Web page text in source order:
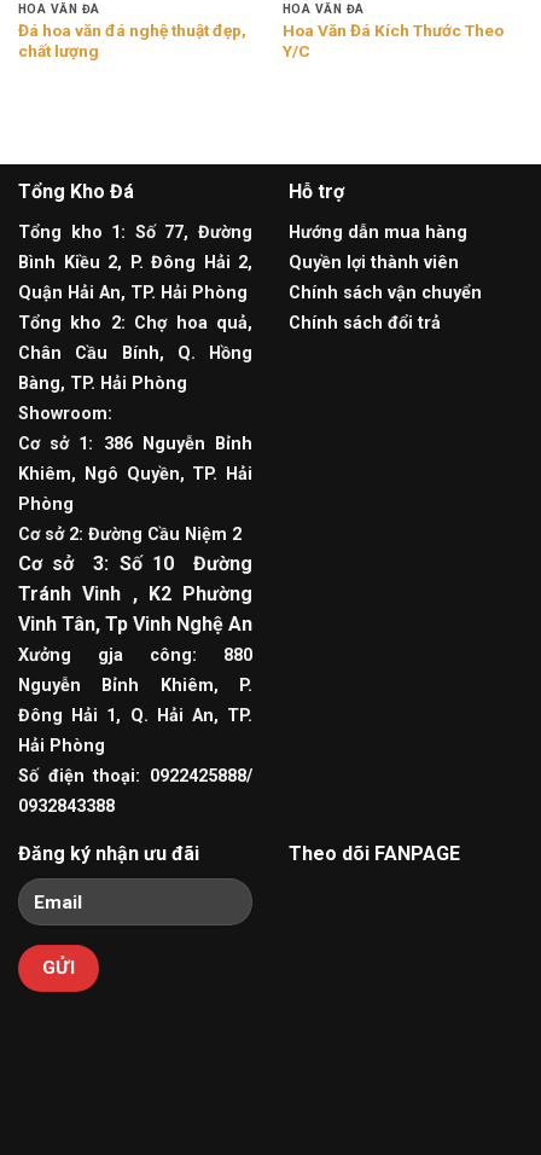
HOA VĂN ĐÁ
Đá hoa văn đá nghệ thuật đẹp,
chất lượng
HOA VĂN ĐÁ
Hoa Văn Đá Kích Thước Theo
Y/C
Tổng Kho Đá
Tổng kho 1: Số 77, Đường
Bình Kiều 2, P. Đông Hải 2,
Quận Hải An, TP. Hải Phòng
Tổng kho 2: Chợ hoa quả,
Chân Cầu Bính, Q. Hồng
Bàng, TP. Hải Phòng
Showroom:
Cơ sở 1: 386 Nguyễn Bỉnh
Khiêm, Ngô Quyền, TP. Hải
Phòng
Cơ sở 2: Đường Cầu Niệm 2
Cơ sở 3: Số 10 Đường
Tránh Vinh , K2 Phường
Vinh Tân, Tp Vinh Nghệ An
Xưởng gja công: 880
Nguyễn Bỉnh Khiêm, P.
Đông Hải 1, Q. Hải An, TP.
Hải Phòng
Số điện thoại: 0922425888/
0932843388
Hỗ trợ
Hướng dẫn mua hàng
Quyền lợi thành viên
Chính sách vận chuyển
Chính sách đổi trả
Đăng ký nhận ưu đãi Theo dõi FANPAGE